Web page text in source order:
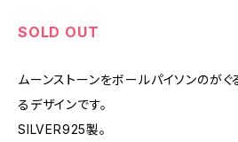
SOLD OUT
ムーンストーンをボールパイソンのが
るデザインです。
SILVER925製。